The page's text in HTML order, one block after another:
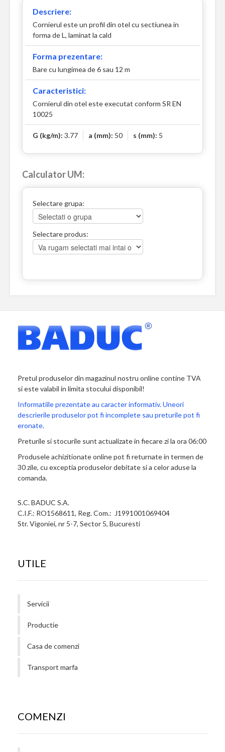
Descriere:
Cornierul este un profil din otel cu sectiunea in
forma de L, laminat la cald
Forma prezentare:
Bare cu lungimea de 6 sau 12 m
Caracteristici:
Cornierul din otel este executat conform SR EN
10025
G (kg/m): 3.77 a (mm): 50 s (mm): 5
Calculator UM:
Selectare grupa:
Selectare produs:
Pretul produselor din magazinul nostru online contine TVA
si este valabil in limita stocului disponibil!
Informatiile prezentate au caracter informativ. Uneori
descrierile produselor pot fi incomplete sau preturile pot fi
eronate.
Preturile si stocurile sunt actualizate in fiecare zi la ora 06:00
Produsele achizitionate online pot fi returnate in termen de
30 zile, cu exceptia produselor debitate si a celor aduse la
comanda.
S.C. BADUC S.A.
C.I.F.: RO1568611, Reg. Com.: J1991001069404
Str. Vigoniei, nr 5-7, Sector 5, Bucuresti
UTILE
Servicii
Productie
Casa de comenzi
Transport marfa
COMENZI